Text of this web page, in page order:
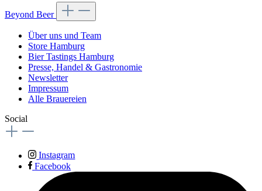
Beyond Beer
Über uns und Team
Store Hamburg
Bier Tastings Hamburg
Presse, Handel & Gastronomie
Newsletter
Impressum
Alle Brauereien
Social
Instagram
Facebook